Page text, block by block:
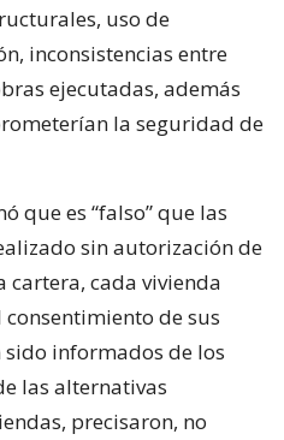
uso de
inconsistencias entre
ejecutadas, además
la seguridad de
que es “falso” que las
sin autorización de
cartera, cada vivienda
de sus
informados de los
las alternativas
precisaron, no